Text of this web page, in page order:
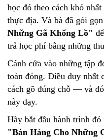
học đó theo cách khó
thực địa. Và bà đã gói
Những Gã Khổng Lồ"
trả học phí bằng những
Cánh cửa vào những tập
toàn đóng. Điều duy nhất
cách gõ đúng chỗ — và
này dạy.
Hãy bắt đầu hành trình
"Bán Hàng Cho Những